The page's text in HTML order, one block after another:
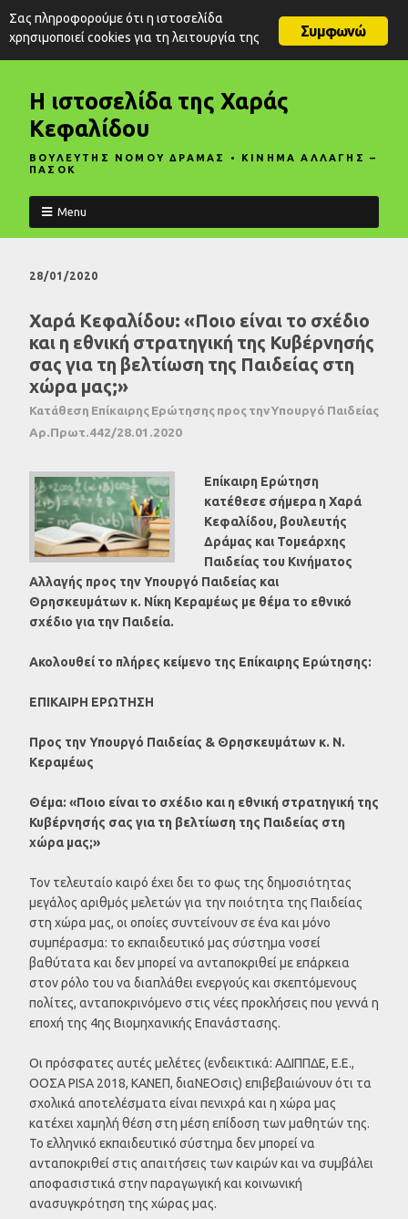
Η ιστοσελίδα της Χαράς
Κεφαλίδου
ΒΟΥΛΕΥΤΗΣ ΝΟΜΟΥ ΔΡΑΜΑΣ • ΚΙΝΗΜΑ ΑΛΛΑΓΗΣ –
ΠΑΣΟΚ
Menu
28/01/2020
Χαρά Κεφαλίδου: «Ποιο είναι το σχέδιο
και η εθνική στρατηγική της Κυβέρνησής
σας για τη βελτίωση της Παιδείας στη
χώρα μας;»
Κατάθεση Επίκαιρης Ερώτησης προς την Υπουργό Παιδείας
Αρ.Πρωτ.442/28.01.2020
Επίκαιρη Ερώτηση
κατέθεσε σήμερα η Χαρά
Κεφαλίδου, βουλευτής
Δράμας και Τομεάρχης
Παιδείας του Κινήματος
Αλλαγής προς την Υπουργό Παιδείας και
Θρησκευμάτων κ. Νίκη Κεραμέως με θέμα το εθνικό
σχέδιο για την Παιδεία.
Ακολουθεί το πλήρες κείμενο της Επίκαιρης Ερώτησης:
ΕΠΙΚΑΙΡΗ ΕΡΩΤΗΣΗ
Προς την Υπουργό Παιδείας & Θρησκευμάτων κ. Ν.
Κεραμέως
Θέμα: «Ποιο είναι το σχέδιο και η εθνική στρατηγική της
Κυβέρνησής σας για τη βελτίωση της Παιδείας στη
χώρα μας;»
Τον τελευταίο καιρό έχει δει το φως της δημοσιότητας
μεγάλος αριθμός μελετών για την ποιότητα της Παιδείας
στη χώρα μας, οι οποίες συντείνουν σε ένα και μόνο
συμπέρασμα: το εκπαιδευτικό μας σύστημα νοσεί
βαθύτατα και δεν μπορεί να ανταποκριθεί με επάρκεια
στον ρόλο του να διαπλάθει ενεργούς και σκεπτόμενους
πολίτες, ανταποκρινόμενο στις νέες προκλήσεις που γεννά η
εποχή της 4ης Βιομηχανικής Επανάστασης.
Οι πρόσφατες αυτές μελέτες (ενδεικτικά: ΑΔΙΠΠΔΕ, Ε.Ε.,
ΟΟΣΑ PISA 2018, ΚΑΝΕΠ, διαNEOσις) επιβεβαιώνουν ότι τα
σχολικά αποτελέσματα είναι πενιχρά και η χώρα μας
κατέχει χαμηλή θέση στη μέση επίδοση των μαθητών της.
Το ελληνικό εκπαιδευτικό σύστημα δεν μπορεί να
ανταποκριθεί στις απαιτήσεις των καιρών και να συμβάλει
αποφασιστικά στην παραγωγική και κοινωνική
ανασυγκρότηση της χώρας μας.
Συμφωνώ
Σας πληροφορούμε ότι η ιστοσελίδα
χρησιμοποιεί cookies για τη λειτουργία της